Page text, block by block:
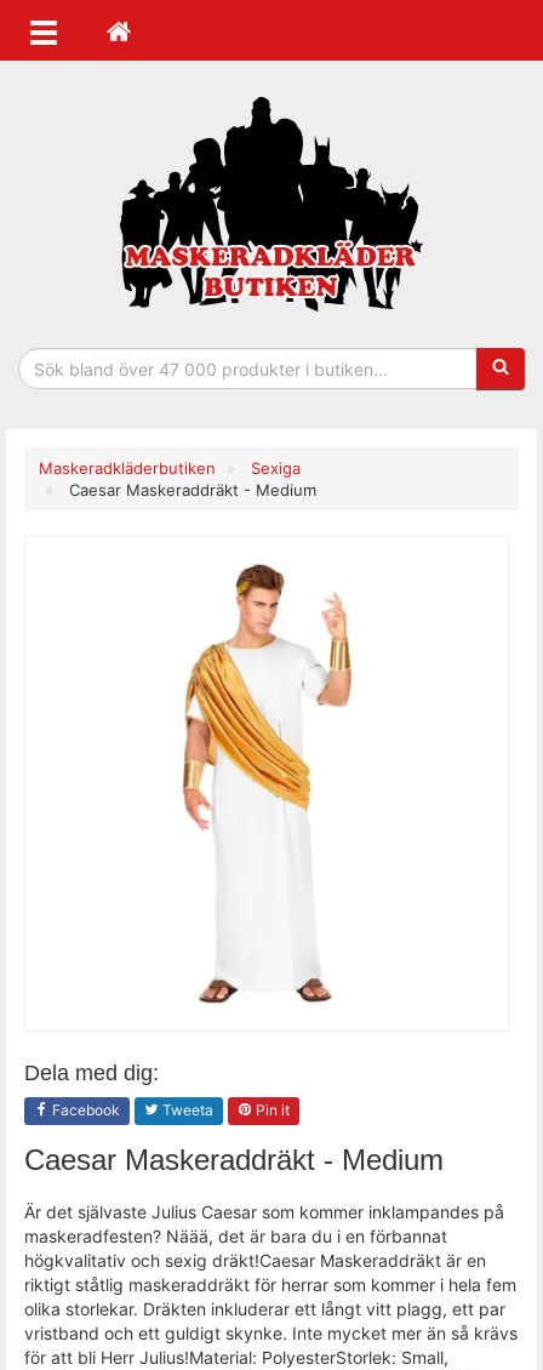
Maskeradkläderbutiken
Sexiga
Caesar Maskeraddräkt - Medium
Dela med dig:
Facebook Tweeta Pin it
Caesar Maskeraddräkt - Medium
Är det självaste Julius Caesar som kommer inklampandes på
maskeradfesten? Näää, det är bara du i en förbannat
högkvalitativ och sexig dräkt!Caesar Maskeraddräkt är en
riktigt ståtlig maskeraddräkt för herrar som kommer i hela fem
olika storlekar. Dräkten inkluderar ett långt vitt plagg, ett par
vristband och ett guldigt skynke. Inte mycket mer än så krävs
för att bli Herr Julius!Material: PolyesterStorlek: Small,